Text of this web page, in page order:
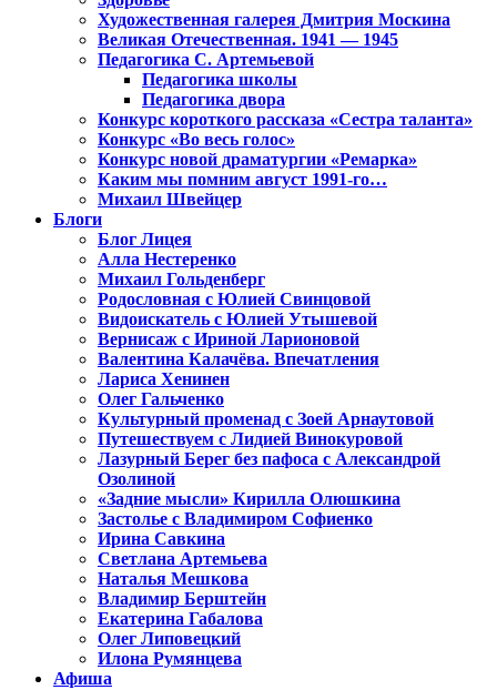
Художественная галерея Дмитрия Москина
Великая Отечественная. 1941 — 1945
Педагогика С. Артемьевой
Педагогика школы
Педагогика двора
Конкурс короткого рассказа «Сестра таланта»
Конкурс «Во весь голос»
Конкурс новой драматургии «Ремарка»
Каким мы помним август 1991-го…
Михаил Швейцер
Блоги
Блог Лицея
Алла Нестеренко
Михаил Гольденберг
Родословная с Юлией Свинцовой
Видоискатель с Юлией Утышевой
Вернисаж с Ириной Ларионовой
Валентина Калачёва. Впечатления
Лариса Хенинен
Олег Гальченко
Культурный променад с Зоей Арнаутовой
Путешествуем с Лидией Винокуровой
Лазурный Берег без пафоса с Александрой
Озолиной
«Задние мысли» Кирилла Олюшкина
Застолье с Владимиром Софиенко
Ирина Савкина
Светлана Артемьева
Наталья Мешкова
Владимир Берштейн
Екатерина Габалова
Олег Липовецкий
Илона Румянцева
Афиша